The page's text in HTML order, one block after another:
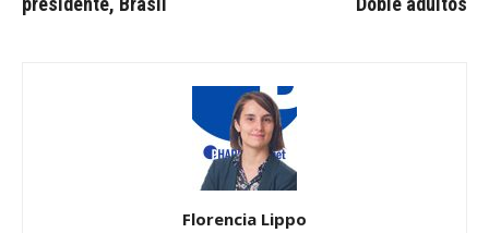
Florencia Lippo